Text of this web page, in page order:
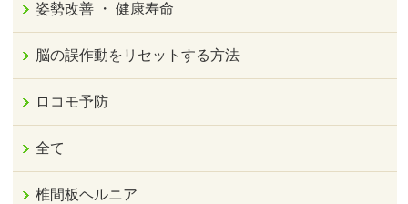
姿勢改善 ・ 健康寿命
脳の誤作動をリセットする方法
ロコモ予防
全て
椎間板ヘルニア